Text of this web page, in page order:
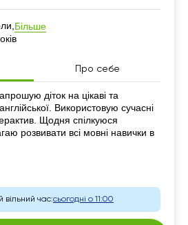
Більше
Про себе
діток на цікаві та
Використовую сучасні
Щодня спілкуюся
розвивати всі мовні навички в
вільний час:сьогодні о 11:00